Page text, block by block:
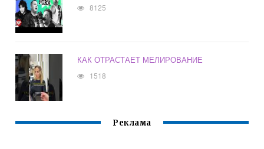
8125
КАК ОТРАСТАЕТ МЕЛИРОВАНИЕ
1518
Реклама